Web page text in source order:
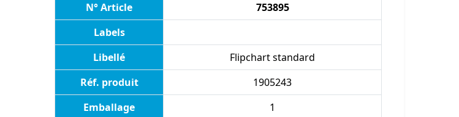
N° Article
753895
Labels
Libellé
Flipchart standard
Réf. produit
1905243
Emballage
1